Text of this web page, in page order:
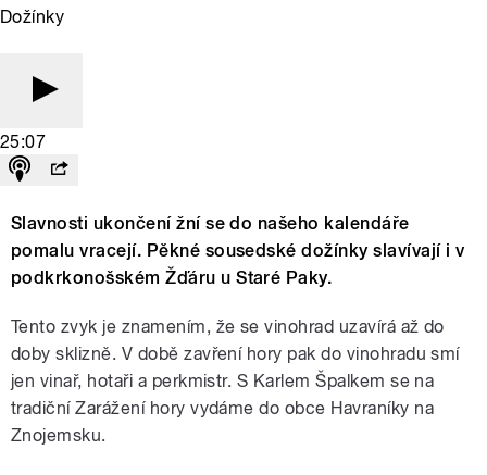
Dožínky
25:07
Slavnosti ukončení žní se do našeho kalendáře
pomalu vracejí. Pěkné sousedské dožínky slavívají i v
podkrkonošském Žďáru u Staré Paky.
Tento zvyk je znamením, že se vinohrad uzavírá až do
doby sklizně. V době zavření hory pak do vinohradu smí
jen vinař, hotaři a perkmistr. S Karlem Špalkem se na
tradiční Zarážení hory vydáme do obce Havraníky na
Znojemsku.